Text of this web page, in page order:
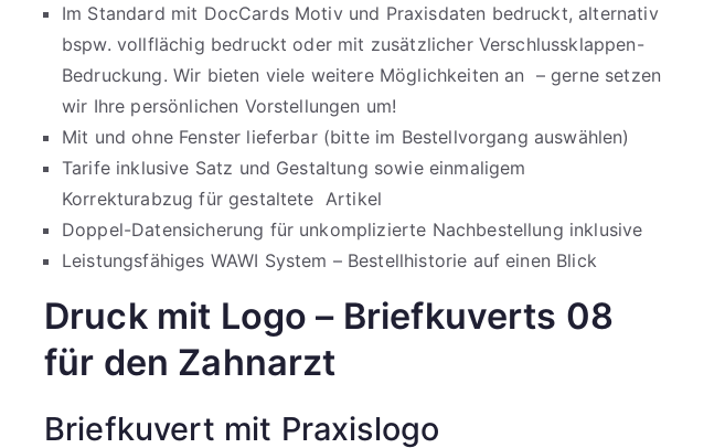
Im Standard mit DocCards Motiv und Praxisdaten bedruckt, alternativ
bspw. vollflächig bedruckt oder mit zusätzlicher Verschlussklappen-
Bedruckung. Wir bieten viele weitere Möglichkeiten an – gerne setzen
wir Ihre persönlichen Vorstellungen um!
Mit und ohne Fenster lieferbar (bitte im Bestellvorgang auswählen)
Tarife inklusive Satz und Gestaltung sowie einmaligem
Korrekturabzug für gestaltete Artikel
Doppel-Datensicherung für unkomplizierte Nachbestellung inklusive
Leistungsfähiges WAWI System – Bestellhistorie auf einen Blick
Druck mit Logo – Briefkuverts 08
für den Zahnarzt
Briefkuvert mit Praxislogo